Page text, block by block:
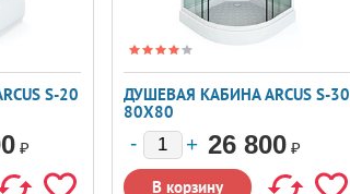
S-20
₽
ДУШЕВАЯ КАБИНА ARCUS S-30
80X80
26 800 ₽